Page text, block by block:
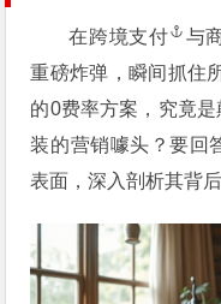
在跨境支付
与
重磅炸弹，瞬间抓住
的0费率方案，究竟
装的营销噱头？要回
表面，深入剖析其背